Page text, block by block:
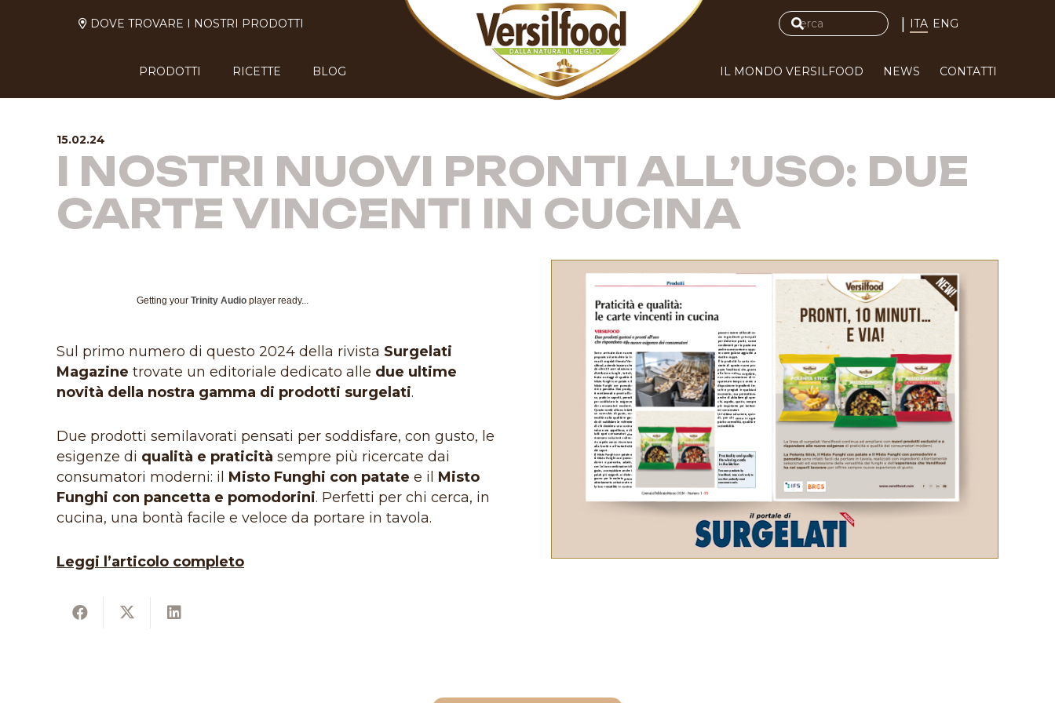
DOVE TROVARE I NOSTRI PRODOTTI | ITA ENG
PRODOTTI RICETTE BLOG IL MONDO VERSILFOOD NEWS CONTATTI
15.02.24
I NOSTRI NUOVI PRONTI ALL’USO: DUE
CARTE VINCENTI IN CUCINA
Getting your Trinity Audio player ready...
Sul primo numero di questo 2024 della rivista Surgelati
Magazine trovate un editoriale dedicato alle due ultime
novità della nostra gamma di prodotti surgelati.
Due prodotti semilavorati pensati per soddisfare, con gusto, le
esigenze di qualità e praticità sempre più ricercate dai
consumatori moderni: il Misto Funghi con patate e il Misto
Funghi con pancetta e pomodorini. Perfetti per chi cerca, in
cucina, una bontà facile e veloce da portare in tavola.
Leggi l’articolo completo